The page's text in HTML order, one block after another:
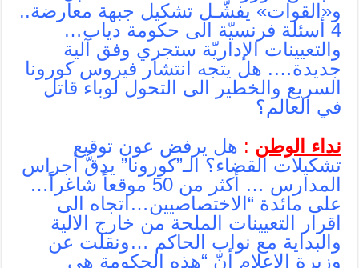
و«القوات» يفشّـل تشكيل جبهة معارضة..
4 أسئلة فرنسيّة الى حكومة دياب…
والتعيينات الإداريّة ستجري وفق آلية
جديدة…. هل يتجه انتشار فيروس كورونا
السريع والخطير الى التحول لوباء قاتل
في العالم؟
نداء الوطن : هل يرفض عون توقيع
تشكيلات القضاء؟ الـ”كورونا” يدقُّ أجراس
المدارس … أكثر من 50 موقعاً شاغراً…
على مائدة “الاختصاصيين…اتجاه الى
اقرار التعيينات الملحة من خارج الالية
والبداية مع نواب الحاكم …ونقلت عن
وزيرة الاعلام أنّ “هذه الحكومة هي